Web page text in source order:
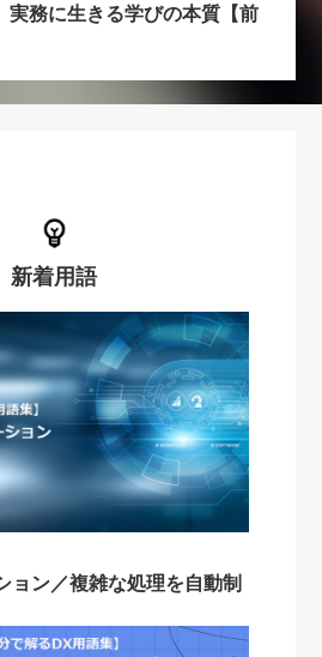
実務に生きる学びの本質【前
新着用語
ョン／複雑な処理を自動制